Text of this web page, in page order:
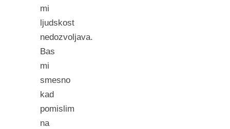
mi
ljudskost
nedozvoljava.
Bas
mi
smesno
kad
pomislim
na